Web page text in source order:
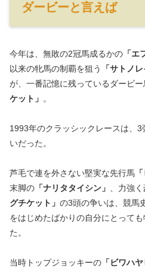
ダービーと言えば
今年は、無敗の2冠馬成るかの 「エ
以来の牝馬の制覇を狙う
「サトノ
が、一番記憶に残っているダービー
ケット」 。
1993年のクラッシックレースは、
いだった。
芦毛で連を外さない堅実な先行馬
末脚の 「ナリタタイシン」 、力強
グチケット」 の3頭の争いは、競馬
をはじめたばかりの自分にとって
た。
当時トップジョッキーの 「ビワハヤ